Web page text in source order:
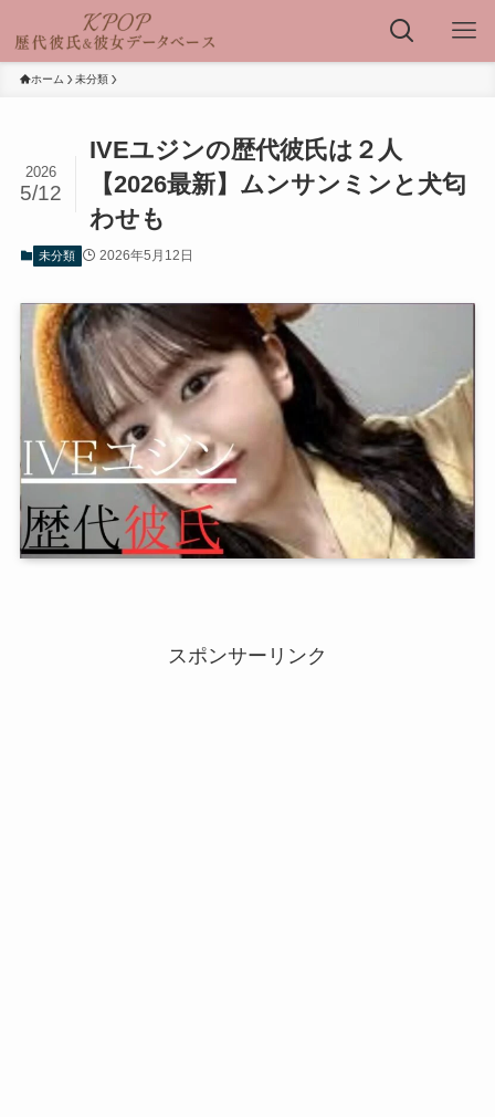
ホーム 未分類
IVEユジンの歴代彼氏は２人
【2026最新】ムンサンミンと犬匂
わせも
2026
5/12
未分類 2026年5月12日
スポンサーリンク